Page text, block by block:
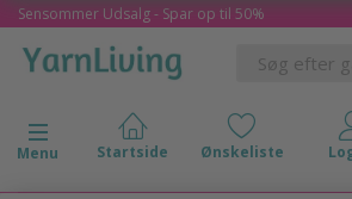
Sensommer Udsalg - Spar op til 50%
Skifte navigation
Menu